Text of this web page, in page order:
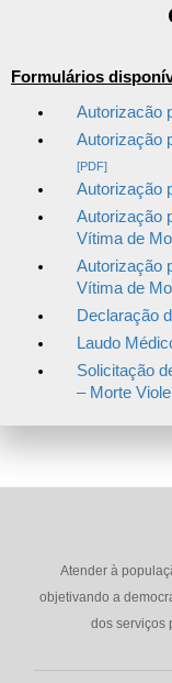
Formulários
Autorizacão
Autorização
[PDF]
Autorização
Autorização
Vítima de
Autorização
Vítima de
Declaração
Laudo
Solicitação
– Morte
Atender à
objetivando a
dos serviços